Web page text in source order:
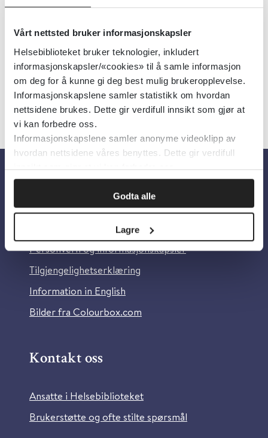
Vårt nettsted bruker informasjonskapsler
Helsebiblioteket bruker teknologier, inkludert
informasjonskapsler/«cookies» til å samle informasjon
om deg for å kunne gi deg best mulig brukeropplevelse.
Informasjonskapslene samler statistikk om hvordan
nettsidene brukes. Dette gir verdifull innsikt som gjør at
vi kan forbedre oss.
Informasjonskapslene samler anonyme videoklipp av
hvordan nettsidene våres benyttes. Dette gir verdifull
innsikt som gjør at vi kan forbedre oss.
Godta alle
Lagre
Kreft hos barn - pakkeforløp
Om Helsebiblioteket
Personvern og informasjonskapsler
Tilgjengelighetserklæring
Information in English
Bilder fra Colourbox.com
Kontakt oss
Ansatte i Helsebiblioteket
Brukerstøtte og ofte stilte spørsmål